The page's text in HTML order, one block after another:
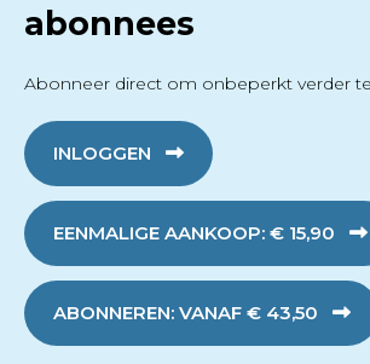
abonnees
Abonneer direct om onbeperkt verder te
INLOGGEN
EENMALIGE AANKOOP: € 15,90
ABONNEREN: VANAF € 43,50